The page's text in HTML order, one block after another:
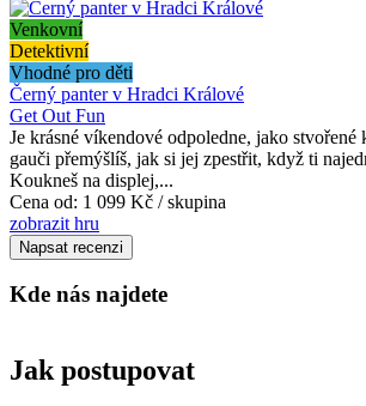
Venkovní
Detektivní
Vhodné pro děti
Černý panter v Hradci Králové
Get Out Fun
Je krásné víkendové odpoledne, jako stvořené
gauči přemýšlíš, jak si jej zpestřit, když ti
Koukneš na displej,...
Cena od: 1 099 Kč / skupina
zobrazit hru
Napsat recenzi
Kde nás najdete
Jak postupovat